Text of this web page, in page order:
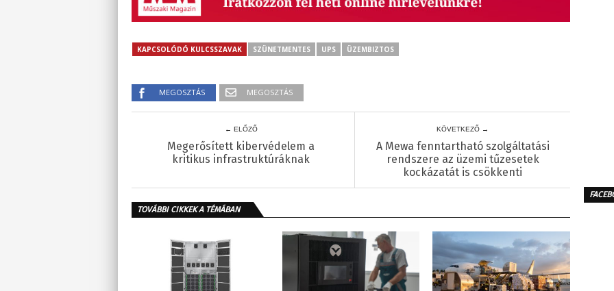
KAPCSOLÓDÓ KULCSSZAVAK SZÜNETMENTES UPS ÜZEMBIZTOS
MEGOSZTÁS MEGOSZTÁS
← ELŐZŐ
Megerősített kibervédelem a
kritikus infrastruktúráknak
KÖVETKEZŐ →
A Mewa fenntartható szolgáltatási
rendszere az üzemi tűzesetek
kockázatát is csökkenti
TOVÁBBI CIKKEK A TÉMÁBAN